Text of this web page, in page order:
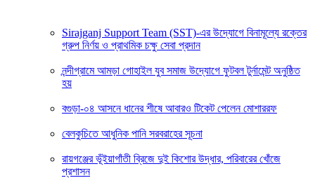
Sirajganj Support Team (SST)-এর উদ্যোগে বিনামূল্যে রক্তের
গ্রুপ নির্ণয় ও প্রাথমিক চক্ষু সেবা প্রদান
নন্দীগ্রামে আমড়া গোহাইল যুব সমাজ উদ্যোগে ফুটবল টুর্নামেন্ট অনুষ্ঠিত
হয়
বগুড়া-০৪ আসনে ধানের শীষে আবারও টিকেট পেলেন মোশাররফ
বেলকুচিতে আধুনিক পানি সরবরাহের সূচনা
রায়গঞ্জের ভূঁইয়াগাঁতী ব্রিজে দুই কিশোর উদ্ধার, পরিবারের খোঁজে
প্রশাসন